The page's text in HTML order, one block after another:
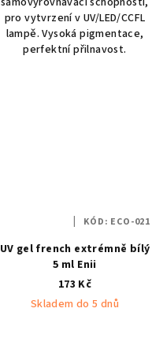
pro vytvrzení v UV/LED/CCFL
lampě. Vysoká pigmentace,
perfektní přilnavost.
UV gel french extrémně bílý
5 ml Enii
173 Kč
Skladem do 5 dnů
KÓD: ECO-021